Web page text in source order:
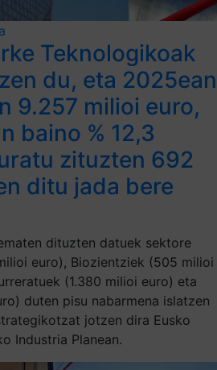
Teknologikoak
du, eta 2025ean
9.257 milioi euro,
baino % 12,3
zituzten 692
ditu jada bere
dituzten datuek sektore
euro), Biozientziek (505 milioi
(1.380 milioi euro) eta
duten pisu nabarmena islatzen
jotzen dira Eusko
Industria Planean.